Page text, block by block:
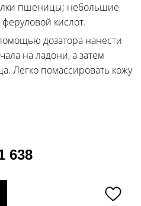
пшеницы; небольшие
кислот.
дозатора нанести
на ладони, а затем
Легко помассировать кожу
638